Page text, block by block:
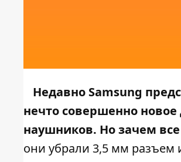
Недавно Samsung
нечто совершенно
наушников. Но зачем все
они убрали 3,5 мм разъем